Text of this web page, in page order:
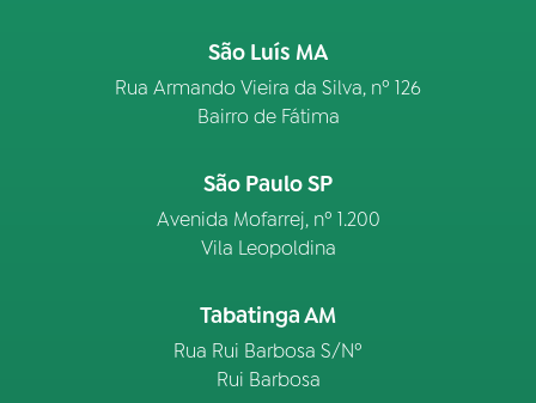
São Luís MA
Rua Armando Vieira da Silva, nº 126
Bairro de Fátima
São Paulo SP
Avenida Mofarrej, nº 1.200
Vila Leopoldina
Tabatinga AM
Rua Rui Barbosa S/Nº
Rui Barbosa